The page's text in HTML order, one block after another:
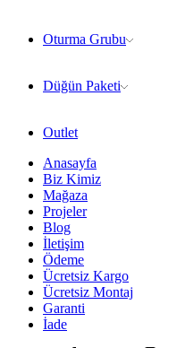
Oturma Grubu
Düğün Paketi
Outlet
Anasayfa
Biz Kimiz
Mağaza
Projeler
Blog
İletişim
Ödeme
Ücretsiz Kargo
Ücretsiz Montaj
Garanti
İade